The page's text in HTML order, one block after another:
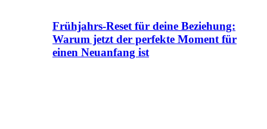
Frühjahrs-Reset für deine Beziehung:
Warum jetzt der perfekte Moment für
einen Neuanfang ist